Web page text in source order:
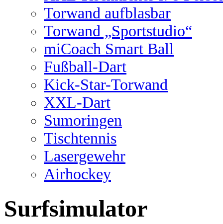
Torwand aufblasbar
Torwand „Sportstudio“
miCoach Smart Ball
Fußball-Dart
Kick-Star-Torwand
XXL-Dart
Sumoringen
Tischtennis
Lasergewehr
Airhockey
Surfsimulator